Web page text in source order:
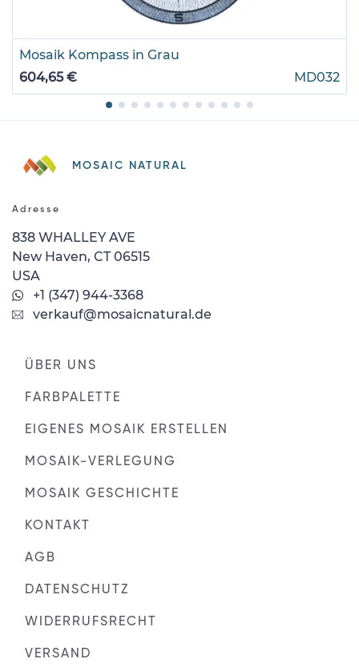
Mosaik Kompass in Grau
604,65 €
MD032
MOSAIC NATURAL
Adresse
838 WHALLEY AVE
New Haven, CT 06515
USA
+1 (347) 944-3368
verkauf@mosaicnatural.de
ÜBER UNS
FARBPALETTE
EIGENES MOSAIK ERSTELLEN
MOSAIK-VERLEGUNG
MOSAIK GESCHICHTE
KONTAKT
AGB
DATENSCHUTZ
WIDERRUFSRECHT
VERSAND